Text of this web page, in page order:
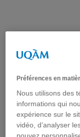
Vous devez
Introduction
Préférences en
Nous utilisons des
informations qui
expérience sur le
vidéo, d’analyser